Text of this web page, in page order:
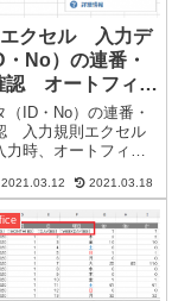
エクセル 入力デ
・No）の連番・
認 オートフィル
なく直接入力時の
で設定
（ID・No）の連番・
入力規則エクセル
力時、オートフィル
ですが、個別に直接
合に、入力した数値
なっているか、重複
か...
2021.03.12 2021.03.18